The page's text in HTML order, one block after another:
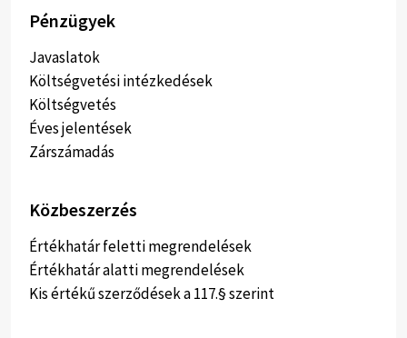
Pénzügyek
Javaslatok
Költségvetési intézkedések
Költségvetés
Éves jelentések
Zárszámadás
Közbeszerzés
Értékhatár feletti megrendelések
Értékhatár alatti megrendelések
Kis értékű szerződések a 117.§ szerint